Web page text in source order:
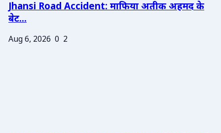
Jhansi Road Accident: माफिया अतीक अहमद के
बेट...
Aug 6, 2026 0 2